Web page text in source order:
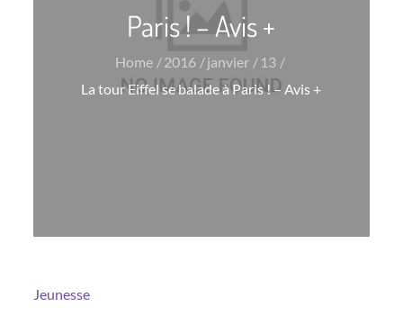
Paris ! – Avis +
Home 2016 janvier
13
La tour Eiffel se balade à Paris ! – Avis +
Jeunesse